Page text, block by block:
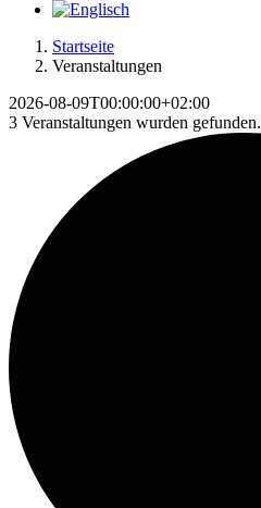
Startseite
Veranstaltungen
2026-08-09T00:00:00+02:00
3 Veranstaltungen wurden gefunden.